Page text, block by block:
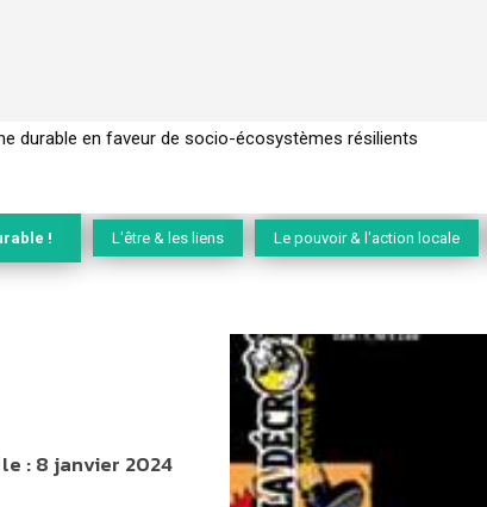
un modèle économique régénératif du vivant …
! L'être & les liens Le pouvoir & l'action locale
:8 janvier 2024